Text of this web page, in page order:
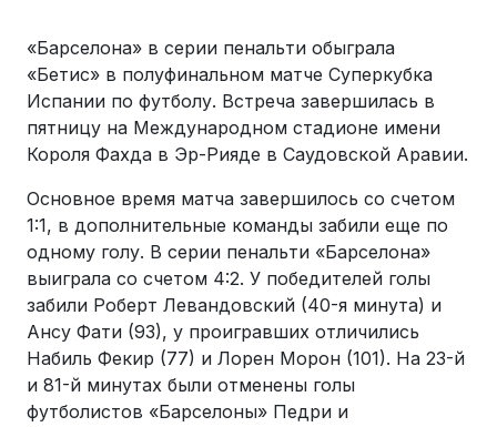
«Барселона» в серии пенальти обыграла
«Бетис» в полуфинальном матче Суперкубка
Испании по футболу. Встреча завершилась в
пятницу на Международном стадионе имени
Короля Фахда в Эр-Рияде в Саудовской Аравии.
Основное время матча завершилось со счетом
1:1, в дополнительные команды забили еще по
одному голу. В серии пенальти «Барселона»
выиграла со счетом 4:2. У победителей голы
забили Роберт Левандовский (40-я минута) и
Ансу Фати (93), у проигравших отличились
Набиль Фекир (77) и Лорен Морон (101). На 23-й
и 81-й минутах были отменены голы
футболистов «Барселоны» Педри и